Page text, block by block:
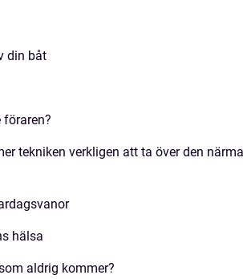
din båt
tekniken verkligen att ta över den
hälsa
aldrig kommer?